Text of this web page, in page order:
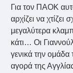
Για τον ΠΑΟΚ
αρχίζει να
μεγαλύτερα
κάτι… Οι
γενικά την
αγορά της